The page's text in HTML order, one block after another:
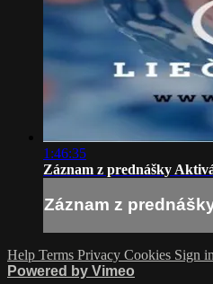
1:46:35
Záznam z prednášky
Záznam z
Help Terms Privacy Cookies Sign in
Powered by Vimeo